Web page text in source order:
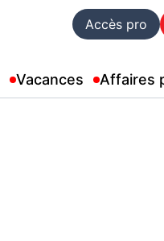
Accès pro
Vacances Affaires